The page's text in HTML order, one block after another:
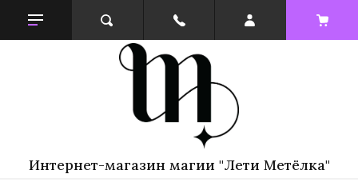
Интернет-магазин магии "Лети Метёлка"